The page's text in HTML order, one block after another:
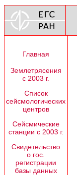
Главная
Землетрясения
с 2003 г.
Список
сейсмологических
центров
Сейсмические
станции с 2003 г.
Свидетельство
о гос.
регистрации
базы данных